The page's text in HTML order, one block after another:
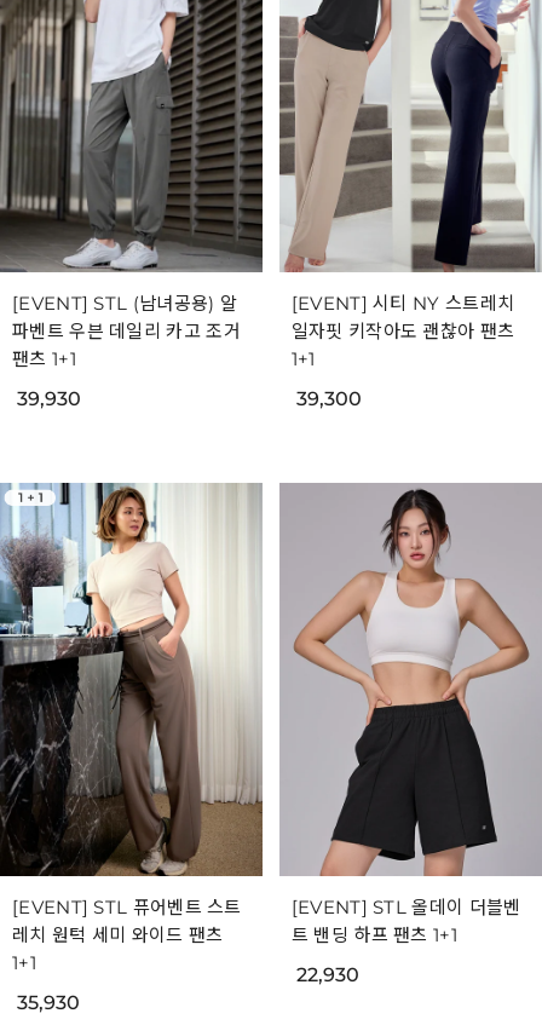
[EVENT] STL (남녀공용) 알
파벤트 우븐 데일리 카고 조거
팬츠 1+1
39,930
[EVENT] 시티 NY 스트레치
일자핏 키작아도 괜찮아 팬츠
1+1
39,300
[EVENT] STL 퓨어벤트 스트
레치 원턱 세미 와이드 팬츠
1+1
35,930
[EVENT] STL 올데이 더블벤
트 밴딩 하프 팬츠 1+1
22,930